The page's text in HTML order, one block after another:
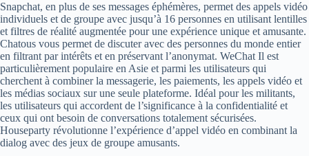
Snapchat, en plus de ses messages éphémères, permet des appels vidéo
individuels et de groupe avec jusqu’à 16 personnes en utilisant lentilles
et filtres de réalité augmentée pour une expérience unique et amusante.
Chatous vous permet de discuter avec des personnes du monde entier
en filtrant par intérêts et en préservant l’anonymat. WeChat Il est
particulièrement populaire en Asie et parmi les utilisateurs qui
cherchent à combiner la messagerie, les paiements, les appels vidéo et
les médias sociaux sur une seule plateforme. Idéal pour les militants,
les utilisateurs qui accordent de l’significance à la confidentialité et
ceux qui ont besoin de conversations totalement sécurisées.
Houseparty révolutionne l’expérience d’appel vidéo en combinant la
dialog avec des jeux de groupe amusants.